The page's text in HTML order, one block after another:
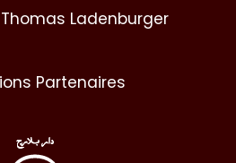
Ladenburger
Partenaires